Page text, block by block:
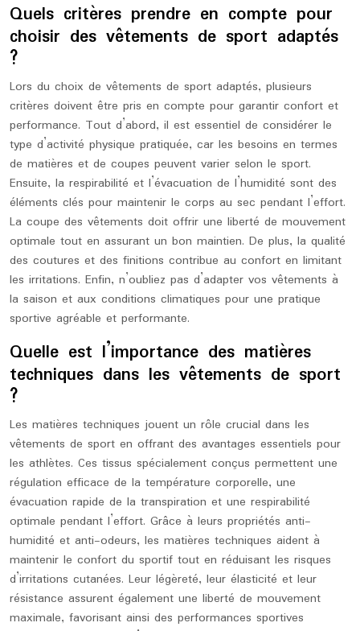
Quels critères prendre en compte pour
choisir des vêtements de sport adaptés
?
Lors du choix de vêtements de sport adaptés, plusieurs
critères doivent être pris en compte pour garantir confort et
performance. Tout d’abord, il est essentiel de considérer le
type d’activité physique pratiquée, car les besoins en termes
de matières et de coupes peuvent varier selon le sport.
Ensuite, la respirabilité et l’évacuation de l’humidité sont des
éléments clés pour maintenir le corps au sec pendant l’effort.
La coupe des vêtements doit offrir une liberté de mouvement
optimale tout en assurant un bon maintien. De plus, la qualité
des coutures et des finitions contribue au confort en limitant
les irritations. Enfin, n’oubliez pas d’adapter vos vêtements à
la saison et aux conditions climatiques pour une pratique
sportive agréable et performante.
Quelle est l’importance des matières
techniques dans les vêtements de sport
?
Les matières techniques jouent un rôle crucial dans les
vêtements de sport en offrant des avantages essentiels pour
les athlètes. Ces tissus spécialement conçus permettent une
régulation efficace de la température corporelle, une
évacuation rapide de la transpiration et une respirabilité
optimale pendant l’effort. Grâce à leurs propriétés anti-
humidité et anti-odeurs, les matières techniques aident à
maintenir le confort du sportif tout en réduisant les risques
d’irritations cutanées. Leur légèreté, leur élasticité et leur
résistance assurent également une liberté de mouvement
maximale, favorisant ainsi des performances sportives